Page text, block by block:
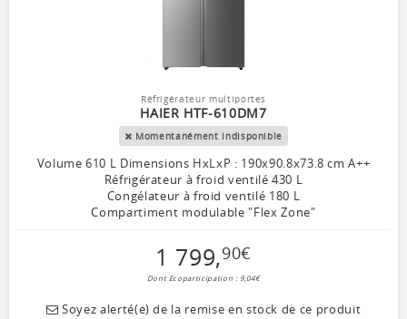
Réfrigérateur multiportes
HAIER HTF-610DM7
Momentanément indisponible
Volume 610 L Dimensions HxLxP : 190x90.8x73.8 cm A++
Réfrigérateur à froid ventilé 430 L
Congélateur à froid ventilé 180 L
Compartiment modulable "Flex Zone"
1 799,90€
Dont Ecoparticipation : 9,04€
Soyez alerté(e) de la remise en stock de ce produit